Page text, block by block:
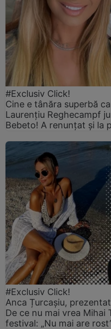
#Exclusiv Click!
Cine e tânăra superbă
Laurențiu Reghecampf
Bebeto! A renunțat și la
#Exclusiv Click!
Anca Țurcașiu,
De ce nu mai vrea Mihai
festival: „Nu mai are